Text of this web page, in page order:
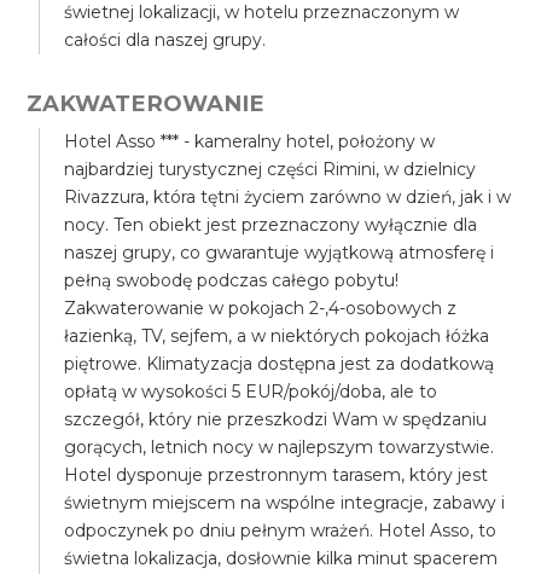
świetnej lokalizacji, w hotelu przeznaczonym w
całości dla naszej grupy.
ZAKWATEROWANIE
Hotel Asso *** - kameralny hotel, położony w
najbardziej turystycznej części Rimini, w dzielnicy
Rivazzura, która tętni życiem zarówno w dzień, jak i w
nocy. Ten obiekt jest przeznaczony wyłącznie dla
naszej grupy, co gwarantuje wyjątkową atmosferę i
pełną swobodę podczas całego pobytu!
Zakwaterowanie w pokojach 2-,4-osobowych z
łazienką, TV, sejfem, a w niektórych pokojach łóżka
piętrowe. Klimatyzacja dostępna jest za dodatkową
opłatą w wysokości 5 EUR/pokój/doba, ale to
szczegół, który nie przeszkodzi Wam w spędzaniu
gorących, letnich nocy w najlepszym towarzystwie.
Hotel dysponuje przestronnym tarasem, który jest
świetnym miejscem na wspólne integracje, zabawy i
odpoczynek po dniu pełnym wrażeń. Hotel Asso, to
świetna lokalizacja, dosłownie kilka minut spacerem